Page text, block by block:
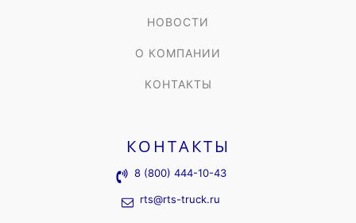
НОВОСТИ
О КОМПАНИИ
КОНТАКТЫ
КОНТАКТЫ
8 (800) 444-10-43
rts@rts-truck.ru